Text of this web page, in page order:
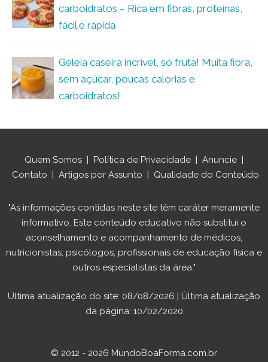
carboidratos – Rica em fibras, proteínas,
fácil e rápida
Geleia caseira incrível, só fruta! Muita fibra,
sem açúcar, poucas calorias e
carboidratos!
Quem Somos | Política de Privacidade | Anuncie |
Contato | Artigos por Assunto | Qualidade do Conteúdo
"As informações contidas neste site têm caráter meramente
informativo. Este conteúdo educativo não substitui o
aconselhamento e acompanhamento de médicos,
nutricionistas, psicólogos, profissionais de educação física e
outros especialistas da área."
Última atualização do site: 08/08/2026 | Última atualização
da página: 10/02/2020
© 2012 - 2026 MundoBoaForma.com.br